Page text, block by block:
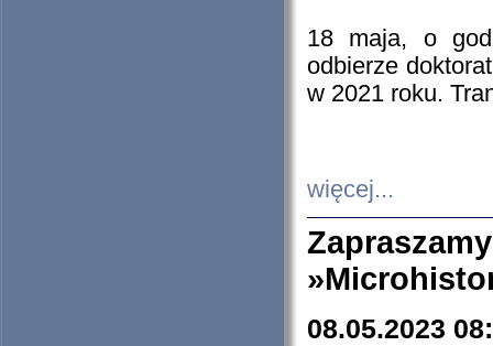
18 maja, o
odbierze
w 2021 roku.
więcej...
08.05.2023